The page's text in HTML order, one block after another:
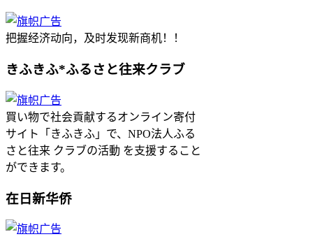
把握经济动向，及时发现新商机！！
きふきふ*ふるさと往来クラブ
買い物で社会貢献するオンライン寄付
サイト「きふきふ」で、NPO法人ふる
さと往来 クラブの活動 を支援すること
ができます。
在日新华侨